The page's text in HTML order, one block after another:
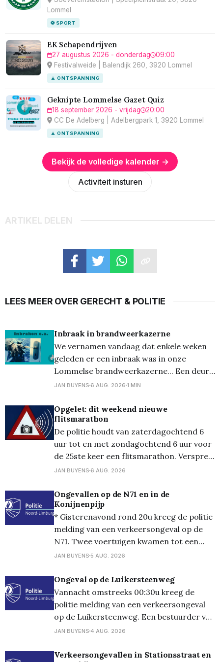
Lommel
⚽ SPORT
EK Schapendrijven
27 augustus 2026 - donderdag
09:00
Festivalweide | Balendijk 260, 3920 Lommel
🧘 ONTSPANNING
Geknipte Lommelse Gazet Quiz
18 september 2026 - vrijdag
20:00
CC De Adelberg | Adelbergpark 1, 3920 Lommel
🧘 ONTSPANNING
Bekijk de volledige kalender →
Activiteit insturen
ARTIKEL DELEN
LEES MEER OVER GERECHT & POLITIE
Inbraak in brandweerkazerne
We vernamen vandaag dat enkele weken
geleden er een inbraak was in onze
Lommelse brandweerkazerne... Een deur
van de stelplaats werd geforceerd en er
autopomp gestolen. Het gaat om accu-
aangedreven bevrijdingsmateriaal ter
waarde van 30.000 euro, specifiek over
o.a. een hydraulische schaar en
JAN BUYENS 6 AUG. 2026 1 MIN
Opgelet: dit weekend nieuwe
flitsmarathon
De politie houdt van zaterdagochtend 6
uur tot en met zondagochtend 6 uur voor
de 25ste keer een flitsmarathon. Verspreid
over het hele land wordt er 24 uur lang
zowel met bemande als met onbemande
radars. Opletten dus, maar dat moet u
uiteraard ook zonder controles
JAN BUYENS 6 AUG. 2026
Ongevallen op de N71 en in de
Konijnenpijp
* Gisterenavond rond 20u kreeg de politie
melding van een verkeersongeval op de
N71. Twee voertuigen kwamen tot een
aanrijding waarbij een voertuig in de
voor de nodige zorg naar het ziekenhuis
gebracht en de wagen werd getakeld. *
Gisteren omstreeks 21:30u was er een
melding
JAN BUYENS 5 AUG. 2026
Ongeval op de Luikersteenweg
Vannacht omstreeks 00:30u kreeg de
politie melding van een verkeersongeval
op de Luikersteenweg. Een bestuurder van
een wagen maakte een manoeuvre om af
andere bestuurder een inhaalmanoeuvre
JAN BUYENS 4 AUG. 2026
Verkeersongevallen in Stationsstraat en